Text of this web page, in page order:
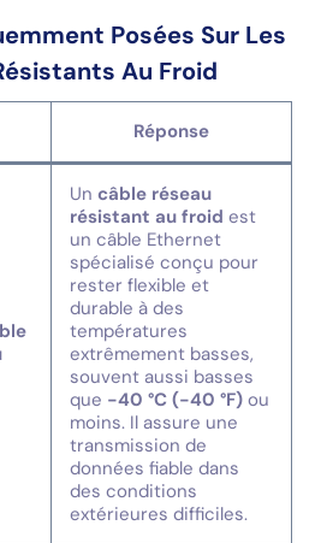
Posées Sur Les
Au Froid
Réponse
Un câble réseau
résistant au froid est
un câble Ethernet
spécialisé conçu pour
rester flexible et
durable à des
températures
extrêmement basses,
souvent aussi basses
que -40 °C (-40 °F) ou
moins. Il assure une
transmission de
données fiable dans
des conditions
extérieures difficiles.